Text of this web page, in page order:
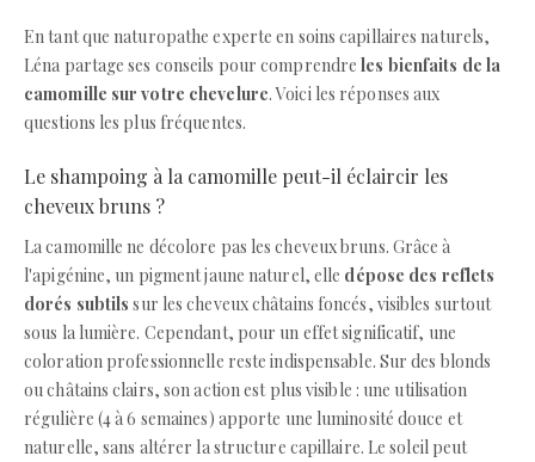
En tant que naturopathe experte en soins capillaires naturels,
Léna partage ses conseils pour comprendreles bienfaits de la
camomille sur votre chevelure. Voici les réponses aux
questions les plus fréquentes.
Le shampoing à la camomille peut-il éclaircir les
cheveux bruns ?
La camomille ne décolore pas les cheveux bruns. Grâce à
l'apigénine, un pigment jaune naturel, elle dépose des reflets
dorés subtils sur les cheveux châtains foncés, visibles surtout
sous la lumière. Cependant, pour un effet significatif, une
coloration professionnelle reste indispensable. Sur des blonds
ou châtains clairs, son action est plus visible : une utilisation
régulière (4 à 6 semaines) apporte une luminosité douce et
naturelle, sans altérer la structure capillaire. Le soleil peut